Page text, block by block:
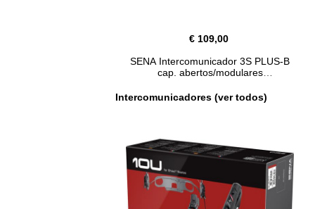
€ 109,00
SENA Intercomunicador 3S PLUS-B
cap. abertos/modulares
Intercomunicadores (ver todos)